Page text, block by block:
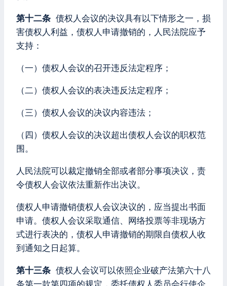
第十二条 债权人会议的决议具有以下情形之一，损
害债权人利益，债权人申请撤销的，人民法院应予
支持：
（一）债权人会议的召开违反法定程序；
（二）债权人会议的表决违反法定程序；
（三）债权人会议的决议内容违法；
（四）债权人会议的决议超出债权人会议的职权范
围。
人民法院可以裁定撤销全部或者部分事项决议，责
令债权人会议依法重新作出决议。
债权人申请撤销债权人会议决议的，应当提出书面
申请。债权人会议采取通信、网络投票等非现场方
式进行表决的，债权人申请撤销的期限自债权人收
到通知之日起算。
第十三条 债权人会议可以依照企业破产法第六十八
条第一款第四项的规定，委托债权人委员会行使企